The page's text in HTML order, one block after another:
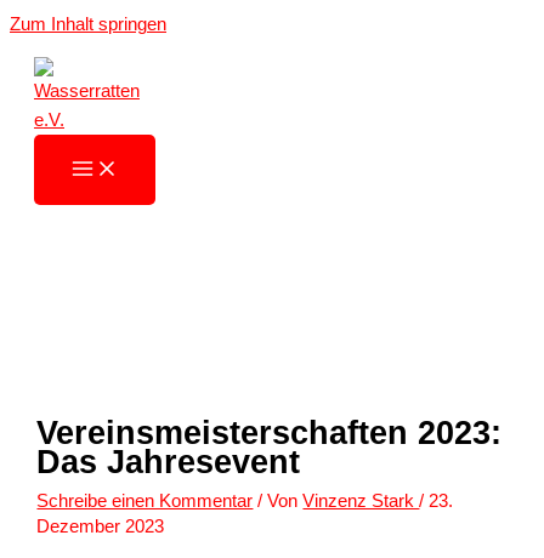
Zum Inhalt springen
Vereinsmeisterschaften 2023:
Das Jahresevent
Schreibe einen Kommentar / VonVinzenz Stark/ 23.
Dezember 2023